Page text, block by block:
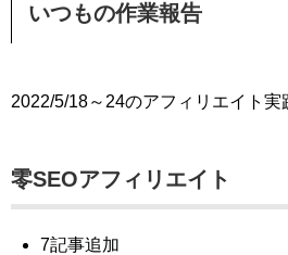
いつもの作業報告
2022/5/18～24のアフィリエイト実
零SEOアフィリエイト
7記事追加